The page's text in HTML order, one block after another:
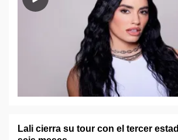
Lali cierra su tour con el tercer